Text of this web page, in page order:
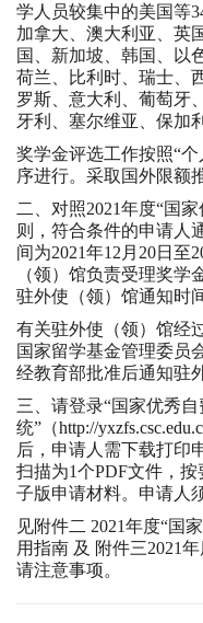
学人员较集中的美国等
加拿大、澳大利亚、英
国、新加坡、韩国、以
荷兰、比利时、瑞士、
罗斯、意大利、葡萄牙
牙利、塞尔维亚、保加
奖学金评选工作按照“
序进行。采取国外限额
二、对照2021年度“国
则，符合条件的申请人
间为2021年12月20日至
（领）馆负责受理奖
驻外使（领）馆通知时
有关驻外使（领）馆经
国家留学基金管理委员
经教育部批准后通知驻
三、请登录“国家优秀
统”（http://
后，申请人需下载打印
扫描为1个PDF文件，
子版申请材料。申请人
见附件二 2021年度“国
用指南 及 附件三2021
请注意事项。